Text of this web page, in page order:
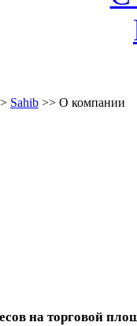
Sahib >> О компании
на торговой